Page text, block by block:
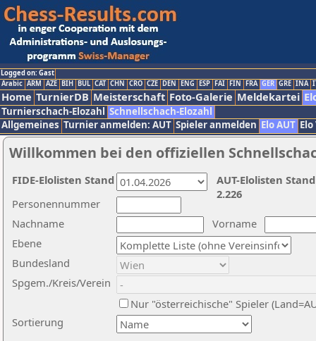
Logged on: Gast
Arabic ARM AZE BIH BUL CAT CHN CRO CZE DEN ENG ESP FAI FIN FRA GER GRE INA
Home TurnierDB Meisterschaft Foto-Galerie Meldekartei
Turnierschach-Elozahl Schnellschach-Elozahl
Allgemeines Turnier anmelden: AUT Spieler anmelden Elo AUT
Willkommen bei den offiziellen
Nachname
Vorname
Ebene
Sortierung
Personennummer
Bundesland
Spgem./Kreis/Verein
Nur "österreichische" Spieler
AUT-Elolisten
2.226
FIDE-Elolisten Stand